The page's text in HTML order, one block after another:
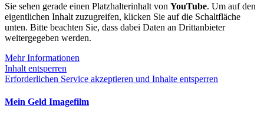
Sie sehen gerade einen Platzhalterinhalt von YouTube. Um auf den
eigentlichen Inhalt zuzugreifen, klicken Sie auf die Schaltfläche
unten. Bitte beachten Sie, dass dabei Daten an Drittanbieter
weitergegeben werden.
Mehr Informationen
Inhalt entsperren
Erforderlichen Service akzeptieren und Inhalte entsperren
Mein Geld Imagefilm